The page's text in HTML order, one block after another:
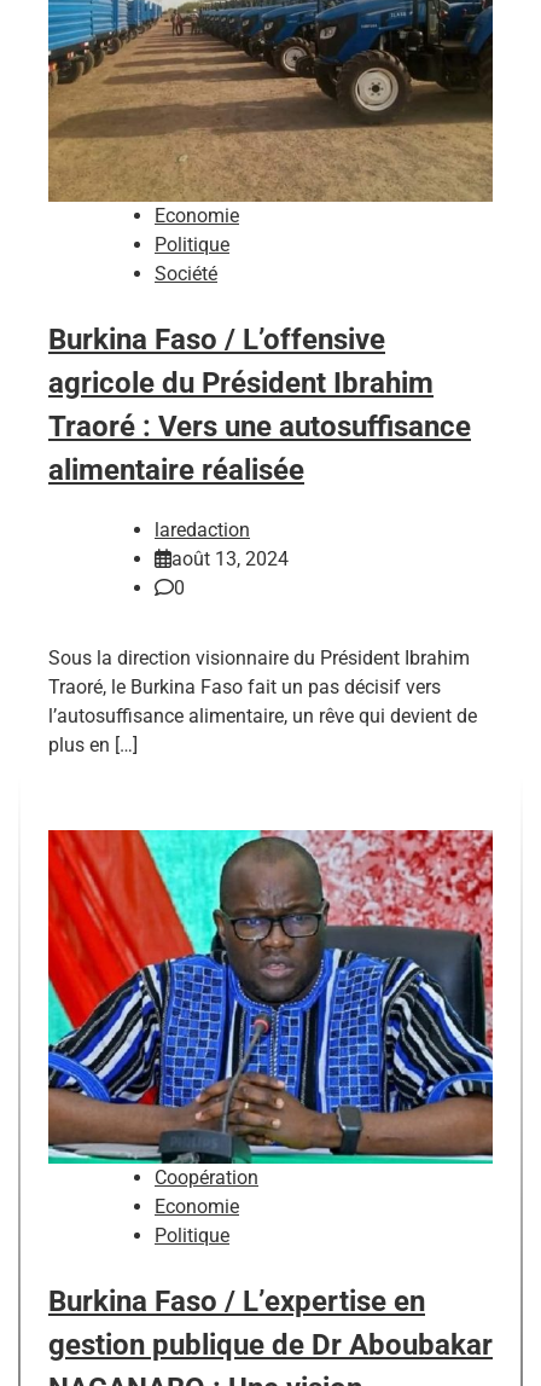
Economie
Politique
Société
Burkina Faso / L’offensive
agricole du Président Ibrahim
Traoré : Vers une autosuffisance
alimentaire réalisée
laredaction
août 13, 2024
0
Sous la direction visionnaire du Président Ibrahim
Traoré, le Burkina Faso fait un pas décisif vers
l’autosuffisance alimentaire, un rêve qui devient de
plus en […]
Coopération
Economie
Politique
Burkina Faso / L’expertise en
gestion publique de Dr Aboubakar